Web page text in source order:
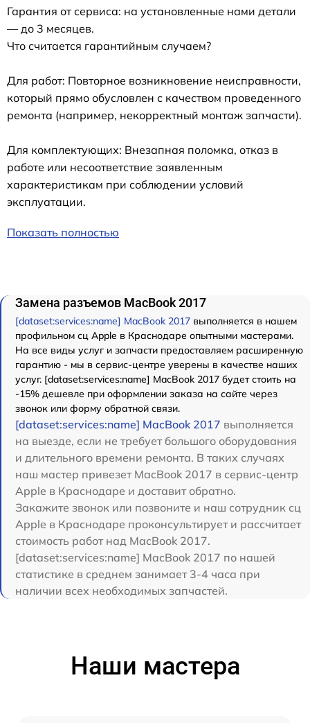
Гарантия от сервиса: на установленные нами детали
— до 3 месяцев.
Что считается гарантийным случаем?
Для работ: Повторное возникновение неисправности,
который прямо обусловлен с качеством проведенного
ремонта (например, некорректный монтаж запчасти).
Для комплектующих: Внезапная поломка, отказ в
работе или несоответствие заявленным
характеристикам при соблюдении условий
эксплуатации.
Показать полностью
Замена разъемов MacBook 2017
[dataset:services:name] MacBook 2017 выполняется в нашем
профильном сц Apple в Краснодаре опытными мастерами.
На все виды услуг и запчасти предоставляем расширенную
гарантию - мы в сервис-центре уверены в качестве наших
услуг. [dataset:services:name] MacBook 2017 будет стоить на
-15% дешевле при оформлении заказа на сайте через
звонок или форму обратной связи.
[dataset:services:name] MacBook 2017 выполняется
на выезде, если не требует большого оборудования
и длительного времени ремонта. В таких случаях
наш мастер привезет MacBook 2017 в сервис-центр
Apple в Краснодаре и доставит обратно.
Закажите звонок или позвоните и наш сотрудник сц
Apple в Краснодаре проконсультирует и рассчитает
стоимость работ над MacBook 2017.
[dataset:services:name] MacBook 2017 по нашей
статистике в среднем занимает 3-4 часа при
наличии всех необходимых запчастей.
Наши мастера